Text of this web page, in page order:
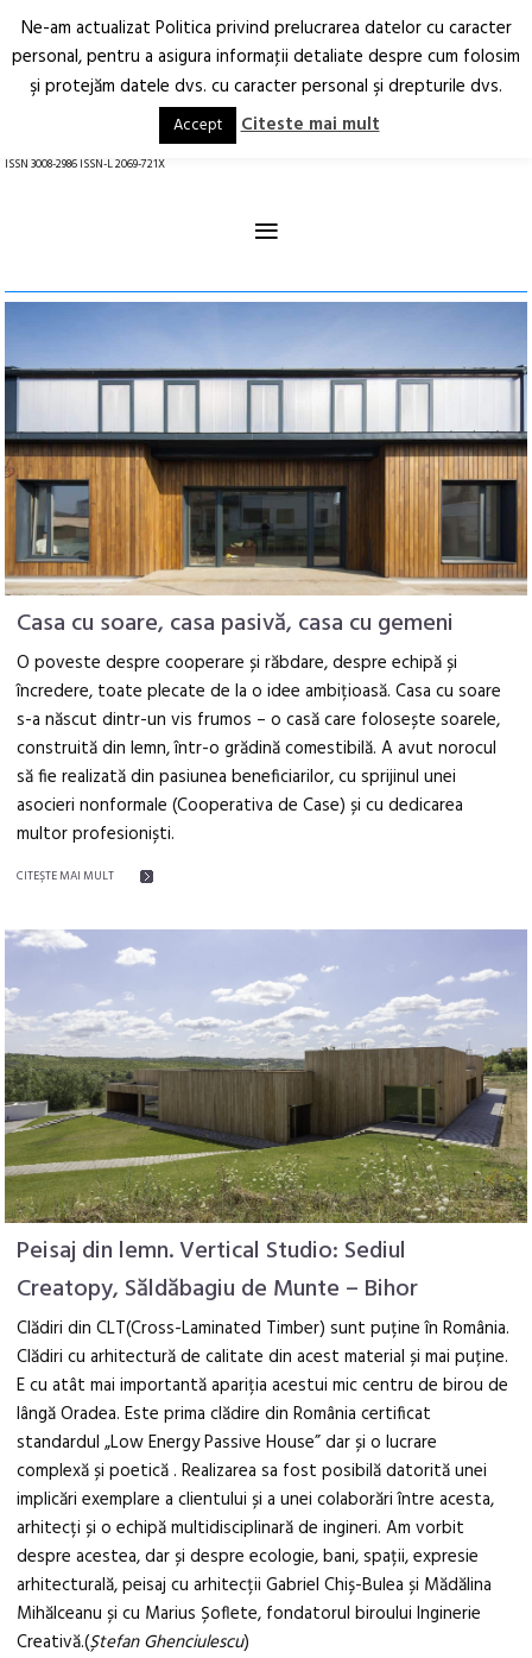
Arhitectură.
Oraș.
RO EN
ISSN 3008-2986 ISSN-L 2069-721X
≡
Casa cu soare, casa pasivă, casa cu gemeni
O poveste despre cooperare și răbdare, despre echipă și
încredere, toate plecate de la o idee ambițioasă. Casa cu soare
s-a născut dintr-un vis frumos – o casă care folosește soarele,
construită din lemn, într-o grădină comestibilă. A avut norocul
să fie realizată din pasiunea beneficiarilor, cu sprijinul unei
asocieri nonformale (Cooperativa de Case) și cu dedicarea
multor profesioniști.
CITEŞTE MAI MULT
Peisaj din lemn. Vertical Studio: Sediul
Creatopy, Săldăbagiu de Munte – Bihor
Clădiri din CLT(Cross-Laminated Timber) sunt puține în România.
Clădiri cu arhitectură de calitate din acest material și mai puține.
E cu atât mai importantă apariția acestui mic centru de birou de
lângă Oradea. Este prima clădire din România certificat
standardul „Low Energy Passive House” dar și o lucrare
complexă și poetică . Realizarea sa fost posibilă datorită unei
implicări exemplare a clientului și a unei colaborări între acesta,
arhitecți și o echipă multidisciplinară de ingineri. Am vorbit
despre acestea, dar și despre ecologie, bani, spații, expresie
arhitecturală, peisaj cu arhitecții Gabriel Chiș-Bulea și Mădălina
Mihălceanu și cu Marius Șoflete, fondatorul biroului Inginerie
Creativă.(Ștefan Ghenciulescu)
Ne-am actualizat Politica privind prelucrarea datelor cu caracter
personal, pentru a asigura informaţii detaliate despre cum folosim
şi protejăm datele dvs. cu caracter personal şi drepturile dvs.
Accept Citeste mai mult